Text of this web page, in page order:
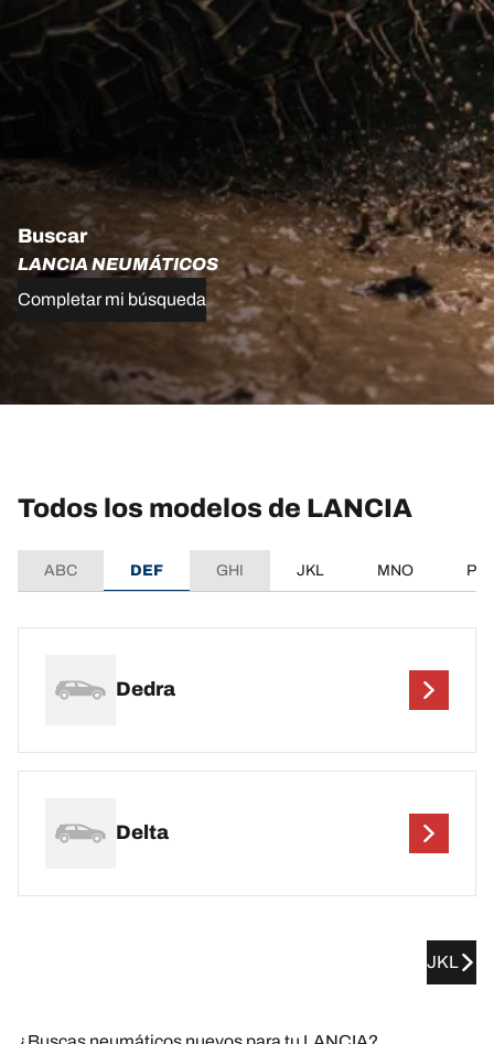
Buscar
LANCIA NEUMÁTICOS
Completar mi búsqueda
Todos los modelos de LANCIA
ABC DEF GHI JKL MNO
Dedra
Delta
JKL